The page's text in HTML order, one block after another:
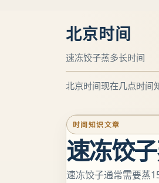
北京时间
速冻饺子蒸多长时间
北京时间现在几点时间
时间知识文章
速冻饺
速冻饺子通常需要蒸